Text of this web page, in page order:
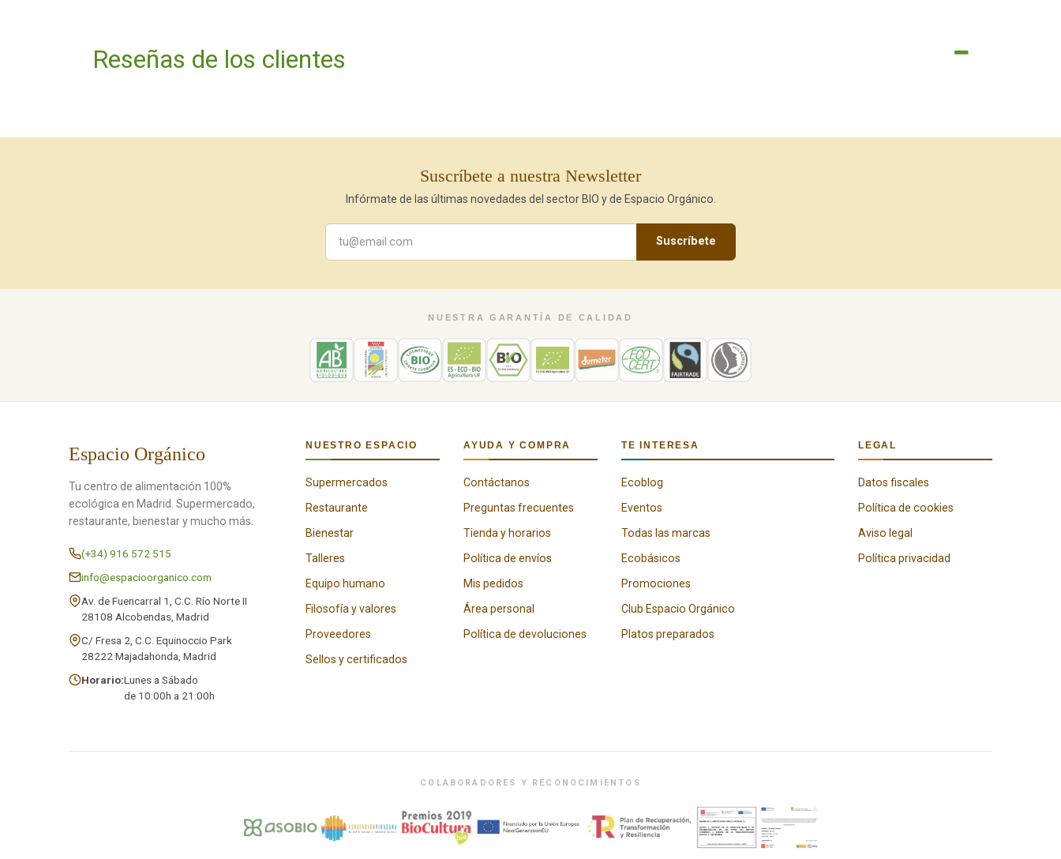
Reseñas de los clientes
Suscríbete a nuestra Newsletter
Infórmate de las últimas novedades del sector BIO y de Espacio Orgánico.
Suscríbete
NUESTRA GARANTÍA DE CALIDAD
Espacio Orgánico
Tu centro de alimentación 100%
ecológica en Madrid. Supermercado,
restaurante, bienestar y mucho más.
(+34) 916 572 515
info@espacioorganico.com
Av. de Fuencarral 1, C.C. Río Norte II
28108 Alcobendas, Madrid
C/ Fresa 2, C.C. Equinoccio Park
28222 Majadahonda, Madrid
Horario:Lunes a Sábado
de 10:00h a 21:00h
NUESTRO ESPACIO
Supermercados
Restaurante
Bienestar
Talleres
Equipo humano
Filosofía y valores
Proveedores
Sellos y certificados
AYUDA Y COMPRA
Contáctanos
Preguntas frecuentes
Tienda y horarios
Política de envíos
Mis pedidos
Área personal
Política de devoluciones
TE INTERESA
Ecoblog
Eventos
Todas las marcas
Ecobásicos
Promociones
Club Espacio Orgánico
Platos preparados
LEGAL
Datos fiscales
Política de cookies
Aviso legal
Política privacidad
COLABORADORES Y RECONOCIMIENTOS